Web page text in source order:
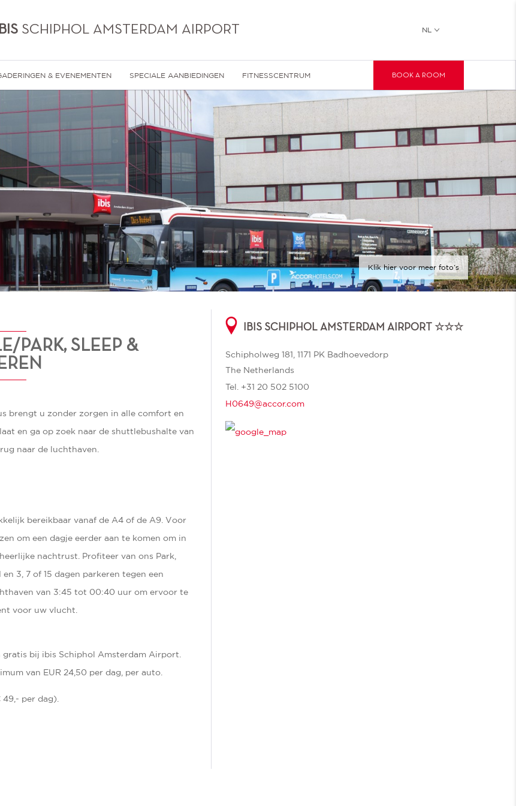
IBISSCHIPHOL AMSTERDAM AIRPORT NL
& EVENEMENTEN SPECIALE AANBIEDINGEN FITNESSCENTRUM BOOK A ROOM
Klik hier voor meer foto’s
PARK, SLEEP &
brengt u zonder zorgen in alle comfort en
en ga op zoek naar de shuttlebushalte van
naar de luchthaven.
bereikbaar vanaf de A4 of de A9. Voor
om een dagje eerder aan te komen om in
nachtrust. Profiteer van ons Park,
3, 7 of 15 dagen parkeren tegen een
van 3:45 tot 00:40 uur om ervoor te
voor uw vlucht.
bij ibis Schiphol Amsterdam Airport.
van EUR 24,50 per dag, per auto.
per dag).
IBIS SCHIPHOL AMSTERDAM AIRPORT ☆☆☆
Schipholweg 181, 1171 PK Badhoevedorp
The Netherlands
Tel. +31 20 502 5100
H0649@accor.com